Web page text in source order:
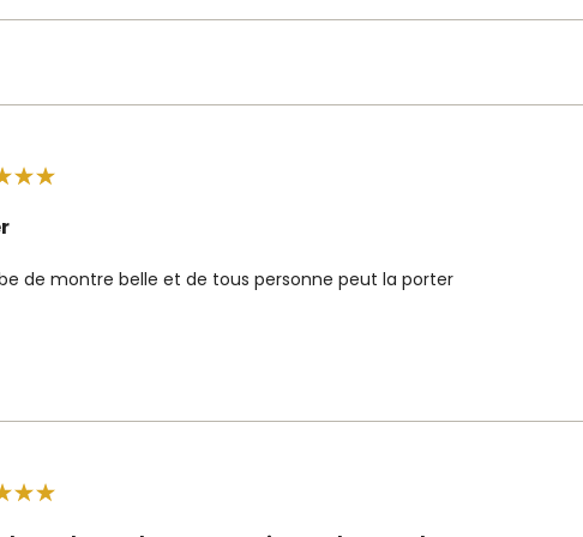
de montre belle et de tous personne peut la porter